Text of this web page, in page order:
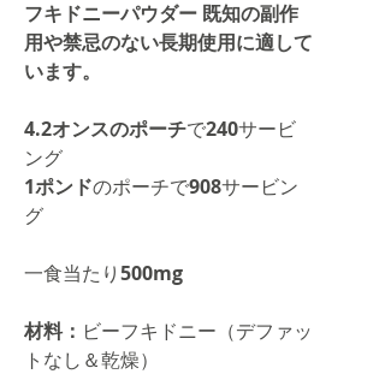
フキドニーパウダー 既知の副作
用や禁忌のない長期使用に適して
います。
4.2オンスのポーチで240サービ
ング
1ポンドのポーチで908サービン
グ
一食当たり500mg
材料： ビーフキドニー（デファッ
トなし＆乾燥）